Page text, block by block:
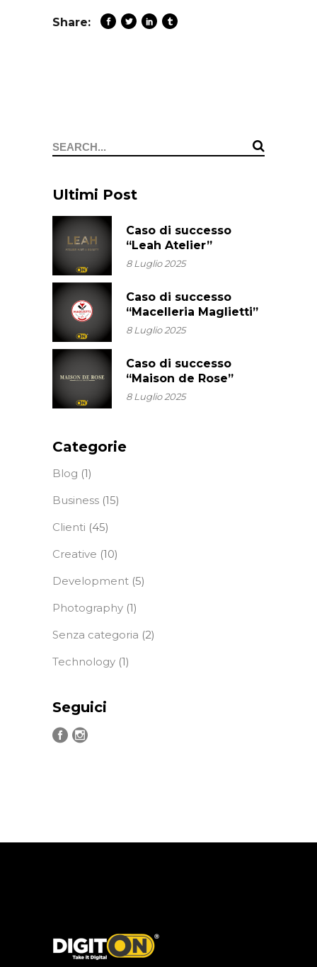
Share:
Search
Ultimi Post
Caso di successo
“Leah Atelier”
8 Luglio 2025
Caso di successo
“Macelleria Maglietti”
8 Luglio 2025
Caso di successo
“Maison de Rose”
8 Luglio 2025
Categorie
Blog (1)
Business (15)
Clienti (45)
Creative (10)
Development (5)
Photography (1)
Senza categoria (2)
Technology (1)
Seguici